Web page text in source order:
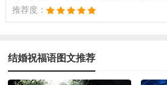
推荐度：
结婚祝福语图文推荐